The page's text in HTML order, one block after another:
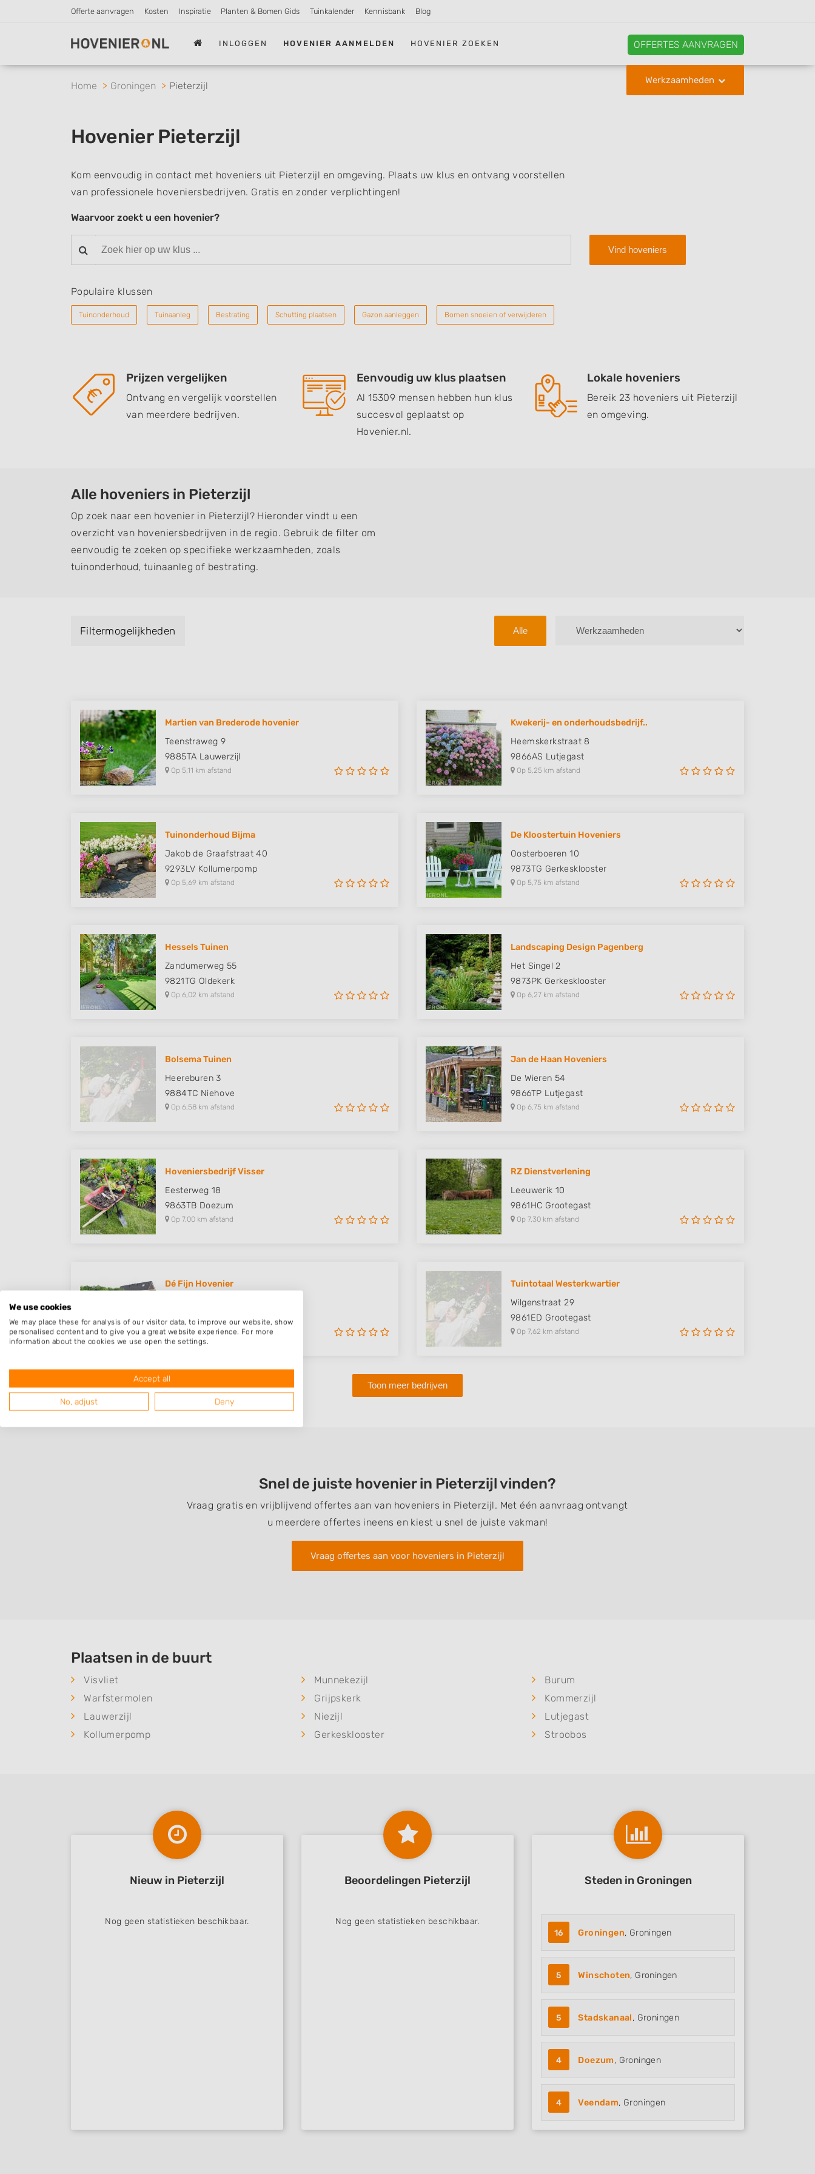
Offerte aanvragen Kosten Inspiratie Planten & Bomen Gids Tuinkalender Kennisbank Blog
INLOGGEN HOVENIER AANMELDEN HOVENIER ZOEKEN OFFERTES AANVRAGEN
Werkzaamheden
Home Groningen Pieterzijl
Hovenier Pieterzijl
Kom eenvoudig in contact met hoveniers uit Pieterzijl en omgeving. Plaats uw klus en ontvang voorstellen
van professionele hoveniersbedrijven. Gratis en zonder verplichtingen!
Waarvoor zoekt u een hovenier?
Vind hoveniers
Populaire klussen
Tuinonderhoud Tuinaanleg Bestrating Schutting plaatsen Gazon aanleggen Bomen snoeien of verwijderen
Prijzen vergelijken
Ontvang en vergelijk voorstellen
van meerdere bedrijven.
Eenvoudig uw klus plaatsen
Al 15309 mensen hebben hun klus
succesvol geplaatst op
Hovenier.nl.
Lokale hoveniers
Bereik 23 hoveniers uit Pieterzijl
en omgeving.
Alle hoveniers in Pieterzijl
Op zoek naar een hovenier in Pieterzijl? Hieronder vindt u een
overzicht van hoveniersbedrijven in de regio. Gebruik de filter om
eenvoudig te zoeken op specifieke werkzaamheden, zoals
tuinonderhoud, tuinaanleg of bestrating.
Filtermogelijkheden Alle
Martien van Brederode hovenier
Teenstraweg 9
9885TA Lauwerzijl
Op 5,11 km afstand
Kwekerij- en onderhoudsbedrijf..
Heemskerkstraat 8
9866AS Lutjegast
Op 5,25 km afstand
Tuinonderhoud Bijma
Jakob de Graafstraat 40
9293LV Kollumerpomp
Op 5,69 km afstand
De Kloostertuin Hoveniers
Oosterboeren 10
9873TG Gerkesklooster
Op 5,75 km afstand
Hessels Tuinen
Zandumerweg 55
9821TG Oldekerk
Op 6,02 km afstand
Landscaping Design Pagenberg
Het Singel 2
9873PK Gerkesklooster
Op 6,27 km afstand
Bolsema Tuinen
Heereburen 3
9884TC Niehove
Op 6,58 km afstand
Jan de Haan Hoveniers
De Wieren 54
9866TP Lutjegast
Op 6,75 km afstand
Hoveniersbedrijf Visser
Eesterweg 18
9863TB Doezum
Op 7,00 km afstand
RZ Dienstverlening
Leeuwerik 10
9861HC Grootegast
Op 7,30 km afstand
Dé Fijn Hovenier
9291NA Kollum
Op 7,38 km afstand
Tuintotaal Westerkwartier
Wilgenstraat 29
9861ED Grootegast
Op 7,62 km afstand
Toon meer bedrijven
Snel de juiste hovenier in Pieterzijl vinden?
Vraag gratis en vrijblijvend offertes aan van hoveniers in Pieterzijl. Met één aanvraag ontvangt
u meerdere offertes ineens en kiest u snel de juiste vakman!
Vraag offertes aan voor hoveniers in Pieterzijl
Plaatsen in de buurt
Visvliet Munnekezijl
Burum
Warfstermolen
Grijpskerk
Kommerzijl
Lauwerzijl
Niezijl
Lutjegast
Kollumerpomp
Gerkesklooster Stroobos
Nieuw in Pieterzijl
Nog geen statistieken beschikbaar.
Beoordelingen Pieterzijl
Nog geen statistieken beschikbaar.
Steden in Groningen
16 Groningen, Groningen
5 Winschoten, Groningen
5 Stadskanaal, Groningen
4 Doezum, Groningen
4 Veendam, Groningen
We use cookies
We may place these for analysis of our visitor data, to improve our website, show
personalised content and to give you a great website experience. For more
information about the cookies we use open the settings.
Accept all
No, adjust Deny